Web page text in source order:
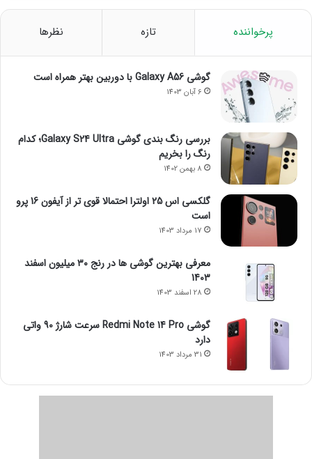
پرخواننده تازه نظرها
گوشی Galaxy A56 با دوربین بهتر همراه است
6 آبان 1403
بررسی رنگ بندی گوشی Galaxy S24 Ultra؛ کدام
رنگ را بخریم
8 بهمن 1402
گلکسی اس 25 اولترا احتمالا قوی تر از آیفون 16 پرو
است
17 مرداد 1403
معرفی بهترین گوشی ها در رنج ۳۰ میلیون اسفند
1403
28 اسفند 1403
گوشی Redmi Note 14 Pro سرعت شارژ 90 واتی
دارد
31 مرداد 1403